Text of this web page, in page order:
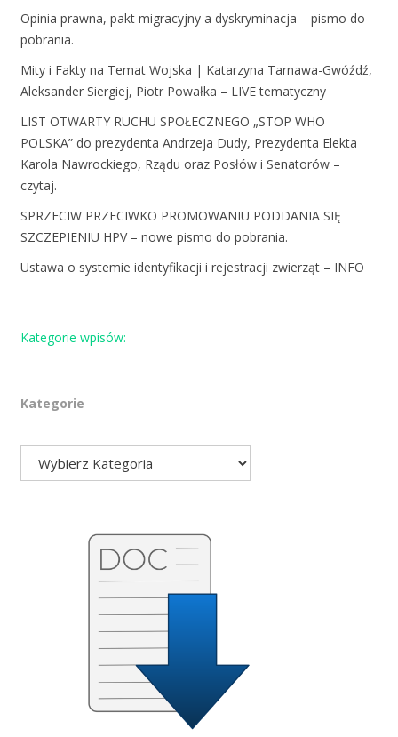
Opinia prawna, pakt migracyjny a dyskryminacja – pismo do
pobrania.
Mity i Fakty na Temat Wojska | Katarzyna Tarnawa-Gwóźdź,
Aleksander Siergiej, Piotr Powałka – LIVE tematyczny
LIST OTWARTY RUCHU SPOŁECZNEGO „STOP WHO
POLSKA” do prezydenta Andrzeja Dudy, Prezydenta Elekta
Karola Nawrockiego, Rządu oraz Posłów i Senatorów –
czytaj.
SPRZECIW PRZECIWKO PROMOWANIU PODDANIA SIĘ
SZCZEPIENIU HPV – nowe pismo do pobrania.
Ustawa o systemie identyfikacji i rejestracji zwierząt – INFO
Kategorie wpisów:
Kategorie